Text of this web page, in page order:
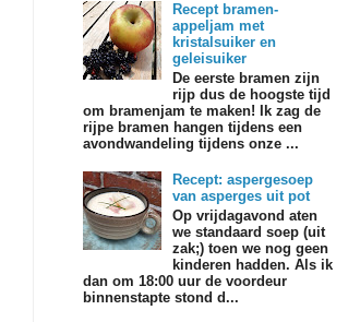
Recept bramen-
appeljam met
kristalsuiker en
geleisuiker
De eerste bramen zijn
rijp dus de hoogste tijd
om bramenjam te maken! Ik zag de
rijpe bramen hangen tijdens een
avondwandeling tijdens onze ...
Recept: aspergesoep
van asperges uit pot
Op vrijdagavond aten
we standaard soep (uit
zak;) toen we nog geen
kinderen hadden. Als ik
dan om 18:00 uur de voordeur
binnenstapte stond d...